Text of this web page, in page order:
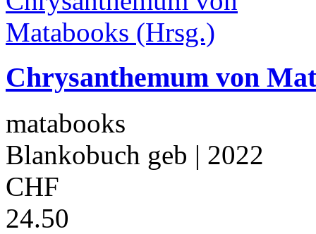
Chrysanthemum von
matabooks
Blankobuch geb | 2022
CHF
24.50